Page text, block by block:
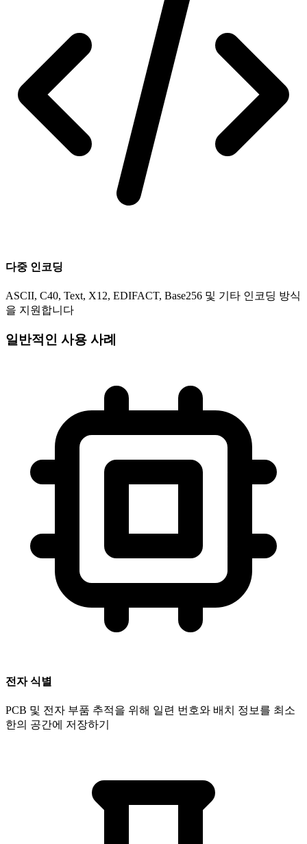
다중 인코딩
ASCII, C40, Text, X12, EDIFACT, Base256 및 기타 인코딩 방식
을 지원합니다
일반적인 사용 사례
전자 식별
PCB 및 전자 부품 추적을 위해 일련 번호와 배치 정보를 최소
한의 공간에 저장하기